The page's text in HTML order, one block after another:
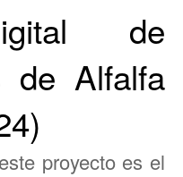
de
de Alfalfa
proyecto es el